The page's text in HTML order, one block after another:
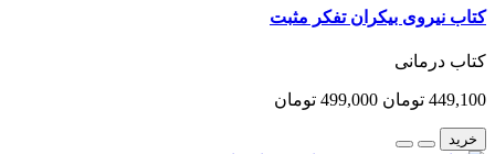
کتاب نیروی بیکران تفکر مثبت
کتاب درمانی
449,100 تومان 499,000 تومان
خرید